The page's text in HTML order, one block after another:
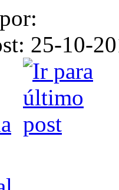
25-10-